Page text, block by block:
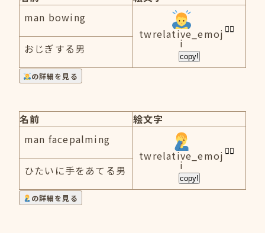
man bowing
twrelative_emoj
i
copy!
おじぎする男
の詳細を見る
名前
絵文字
man facepalming
twrelative_emoj
i
copy!
ひたいに手をあてる男
の詳細を見る